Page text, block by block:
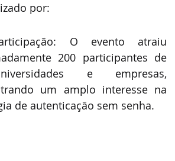
por:
O evento atraiu
200 participantes de
e empresas,
um amplo interesse na
de autenticação sem senha.